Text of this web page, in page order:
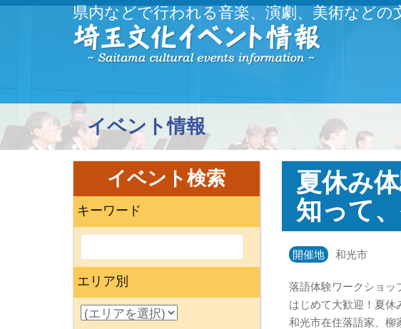
県内などで行われる音楽、演劇、美術などの
イベント情報
夏休み
知って
開催地 和光市
落語体験ワークショッ
はじめて大歓迎！夏休
和光市在住落語家、柳
イベント検索
キーワード
エリア別